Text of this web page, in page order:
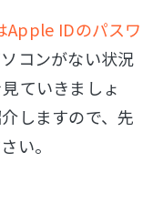
Apple IDのパスワ
コンがない状況
ていきましょ
しますので、先
い。